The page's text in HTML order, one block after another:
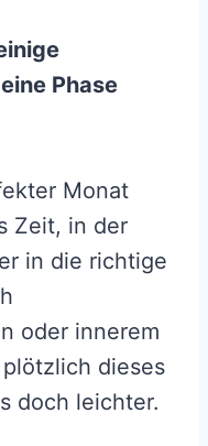
Phase
Monat
Zeit, in der
in die richtige
oder innerem
dieses
doch leichter.